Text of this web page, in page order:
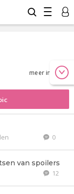
meer info
0
van spoilers
12